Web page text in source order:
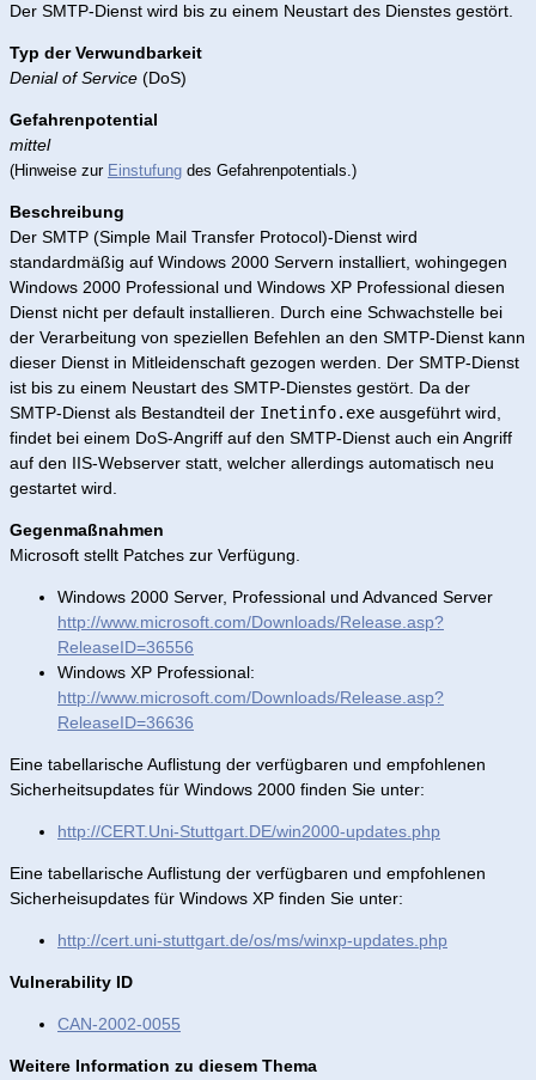
Der SMTP-Dienst wird bis zu einem Neustart des Dienstes gestört.
Typ der Verwundbarkeit
Denial of Service (DoS)
Gefahrenpotential
mittel
(Hinweise zur Einstufung des Gefahrenpotentials.)
Beschreibung
Der SMTP (Simple Mail Transfer Protocol)-Dienst wird
standardmäßig auf Windows 2000 Servern installiert, wohingegen
Windows 2000 Professional und Windows XP Professional diesen
Dienst nicht per default installieren. Durch eine Schwachstelle bei
der Verarbeitung von speziellen Befehlen an den SMTP-Dienst kann
dieser Dienst in Mitleidenschaft gezogen werden. Der SMTP-Dienst
ist bis zu einem Neustart des SMTP-Dienstes gestört. Da der
SMTP-Dienst als Bestandteil der Inetinfo.exe ausgeführt wird,
findet bei einem DoS-Angriff auf den SMTP-Dienst auch ein Angriff
auf den IIS-Webserver statt, welcher allerdings automatisch neu
gestartet wird.
Gegenmaßnahmen
Microsoft stellt Patches zur Verfügung.
Windows 2000 Server, Professional und Advanced Server
http://www.microsoft.com/Downloads/Release.asp?
ReleaseID=36556
Windows XP Professional:
http://www.microsoft.com/Downloads/Release.asp?
ReleaseID=36636
Eine tabellarische Auflistung der verfügbaren und empfohlenen
Sicherheitsupdates für Windows 2000 finden Sie unter:
http://CERT.Uni-Stuttgart.DE/win2000-updates.php
Eine tabellarische Auflistung der verfügbaren und empfohlenen
Sicherheisupdates für Windows XP finden Sie unter:
http://cert.uni-stuttgart.de/os/ms/winxp-updates.php
Vulnerability ID
CAN-2002-0055
Weitere Information zu diesem Thema